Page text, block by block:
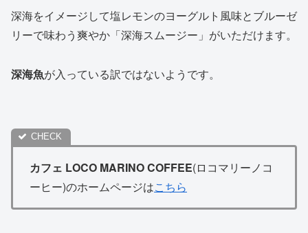
深海をイメージして塩レモンのヨーグルト風味とブルーゼ
リーで味わう爽やか「深海スムージー」がいただけます。
深海魚が入っている訳ではないようです。
カフェ LOCO MARINO COFFEE(ロコマリーノコ
ーヒー)のホームページはこちら